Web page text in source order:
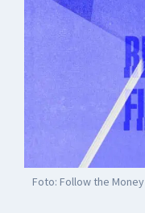
Foto: Follow the Money